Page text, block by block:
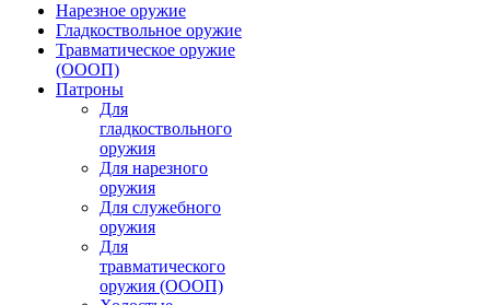
Нарезное оружие
Гладкоствольное оружие
Травматическое оружие
(ОООП)
Патроны
Для
гладкоствольного
оружия
Для нарезного
оружия
Для служебного
оружия
Для
травматического
оружия (ОООП)